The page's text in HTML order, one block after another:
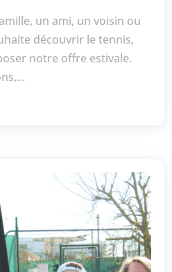
un ami, un voisin ou
découvrir le tennis,
notre offre estivale.